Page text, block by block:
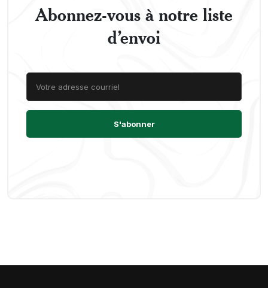
Abonnez-vous à notre liste
d’envoi